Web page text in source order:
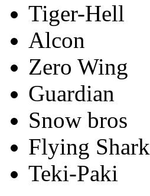
Tiger-Hell
Alcon
Zero Wing
Guardian
Snow bros
Flying Shark
Teki-Paki